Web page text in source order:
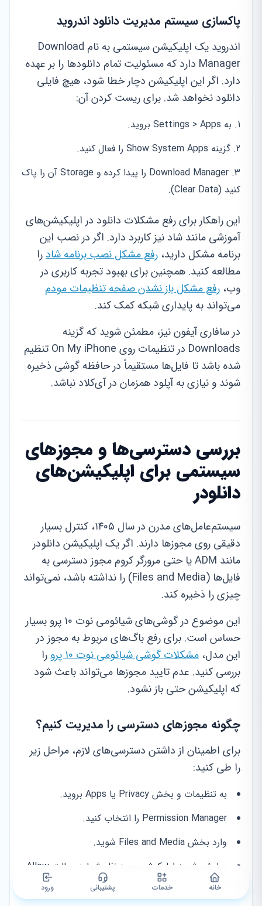
پاکسازی سیستم مدیریت دانلود اندروید
اندروید یک اپلیکیشن سیستمی به نام Download
Manager دارد که مسئولیت تمام دانلودها را بر عهده
دارد. اگر این اپلیکیشن دچار خطا شود، هیچ فایلی
دانلود نخواهد شد. برای ریست کردن آن:
به Settings > Apps بروید.
گزینه Show System Apps را فعال کنید.
Download Manager را پیدا کرده و Storage آن را پاک
کنید (Clear Data).
این راهکار برای رفع مشکلات دانلود در اپلیکیشن‌های
آموزشی مانند شاد نیز کاربرد دارد. اگر در نصب این
برنامه مشکل دارید، رفع مشکل نصب برنامه شادرا
مطالعه کنید. همچنین برای بهبود تجربه کاربری در
وب، رفع مشکل باز نشدن صفحه تنظیمات مودم
می‌تواند به پایداری شبکه کمک کند.
در سافاری آیفون نیز، مطمئن شوید که گزینه
Downloads در تنظیمات روی On My iPhone تنظیم
شده باشد تا فایل‌ها مستقیماً در حافظه گوشی ذخیره
شوند و نیازی به آپلود همزمان در آی‌کلاد نباشد.
بررسی دسترسی‌ها و مجوزهای
سیستمی برای اپلیکیشن‌های
دانلودر
سیستم‌عامل‌های مدرن در سال ۱۴۰۵، کنترل بسیار
دقیقی روی مجوزها دارند. اگر یک اپلیکیشن دانلودر
مانند ADM یا حتی مرورگر کروم مجوز دسترسی به
فایل‌ها (Files and Media) را نداشته باشد، نمی‌تواند
چیزی را ذخیره کند.
این موضوع در گوشی‌های شیائومی نوت ۱۰ پرو بسیار
حساس است. برای رفع باگ‌های مربوط به مجوز در
این مدل، مشکلات گوشی شیائومی نوت ۱۰ پرو
را
بررسی کنید. عدم تایید مجوزها می‌تواند باعث شود
که اپلیکیشن حتی باز نشود.
چگونه مجوزهای دسترسی را مدیریت کنیم؟
برای اطمینان از داشتن دسترسی‌های لازم، مراحل زیر
را طی کنید:
به تنظیمات و بخش Privacy یا Apps بروید.
Permission Manager را انتخاب کنید.
وارد بخش Files and Media شوید.
مطمئن شوید اپلیکیشن مورد نظر شما در حالت Allow
قرار دارد.
خانه خدمات پشتیبانی ورود